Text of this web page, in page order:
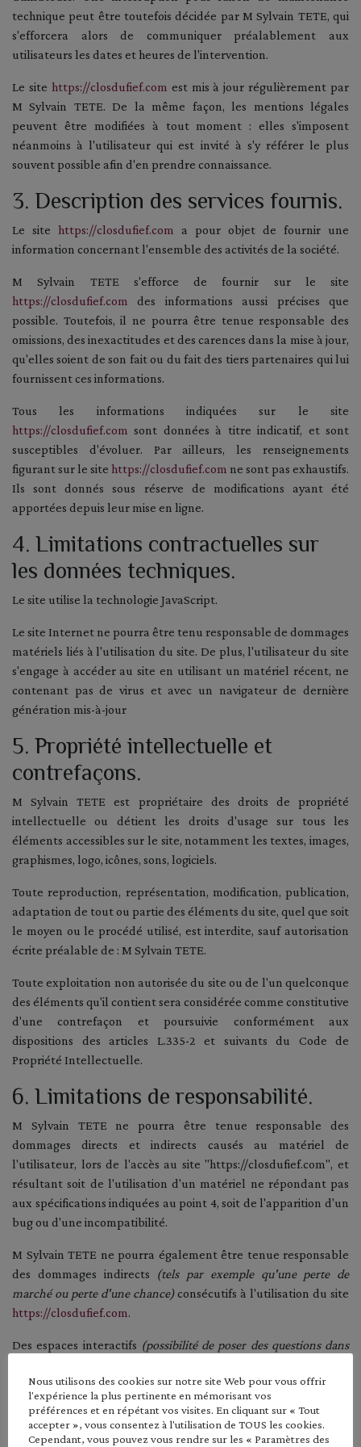
technique peut être toutefois décidée par M Sylvain TETE, qui
s'efforcera alors de communiquer préalablement aux
utilisateurs les dates et heures de l'intervention.
Le site https://closdufief.com est mis à jour régulièrement par
M Sylvain TETE. De la même façon, les mentions légales
peuvent être modifiées à tout moment : elles s'imposent
néanmoins à l'utilisateur qui est invité à s'y référer le plus
souvent possible afin d'en prendre connaissance.
3. Description des services fournis.
Le site https://closdufief.com
a pour objet de fournir une
information concernant l'ensemble des activités de la société.
M Sylvain TETE s'efforce de fournir sur le site
https://closdufief.com
des informations aussi précises que
possible. Toutefois, il ne pourra être tenue responsable des
omissions, des inexactitudes et des carences dans la mise à jour,
qu'elles soient de son fait ou du fait des tiers partenaires qui lui
fournissent ces informations.
Tous les informations indiquées sur le site
https://closdufief.com sont données à titre indicatif, et sont
susceptibles d'évoluer. Par ailleurs, les renseignements
figurant sur le site https://closdufief.com ne sont pas exhaustifs.
Ils sont donnés sous réserve de modifications ayant été
apportées depuis leur mise en ligne.
4. Limitations contractuelles sur
les données techniques.
Le site utilise la technologie JavaScript.
Le site Internet ne pourra être tenu responsable de dommages
matériels liés à l'utilisation du site. De plus, l'utilisateur du site
s'engage à accéder au site en utilisant un matériel récent, ne
contenant pas de virus et avec un navigateur de dernière
génération mis-à-jour
5. Propriété intellectuelle et
contrefaçons.
M Sylvain TETE est propriétaire des droits de propriété
intellectuelle ou détient les droits d'usage sur tous les
éléments accessibles sur le site, notamment les textes, images,
graphismes, logo, icônes, sons, logiciels.
Toute reproduction, représentation, modification, publication,
adaptation de tout ou partie des éléments du site, quel que soit
le moyen ou le procédé utilisé, est interdite, sauf autorisation
écrite préalable de : M Sylvain TETE.
Toute exploitation non autorisée du site ou de l'un quelconque
des éléments qu'il contient sera considérée comme constitutive
d'une contrefaçon et poursuivie conformément aux
dispositions des articles L.335-2 et suivants du Code de
Propriété Intellectuelle.
6. Limitations de responsabilité.
M Sylvain TETE ne pourra être tenue responsable des
dommages directs et indirects causés au matériel de
l'utilisateur, lors de l'accès au site "https://closdufief.com", et
résultant soit de l'utilisation d'un matériel ne répondant pas
aux spécifications indiquées au point 4, soit de l'apparition d'un
bug ou d'une incompatibilité.
M Sylvain TETE ne pourra également être tenue responsable
des dommages indirects
(tels par exemple qu'une perte de
marché ou perte d'une chance)consécutifs à l'utilisation du site
https://closdufief.com.
Des espaces interactifs (possibilité de poser des questions dans
TETE se réserve le droit de supprimer, sans mise en demeure
préalable, tout contenu déposé dans cet espace qui
contreviendrait à la législation applicable en France, en
particulier aux dispositions relatives à la protection des
Nous utilisons des cookies sur notre site Web pour vous offrir
l'expérience la plus pertinente en mémorisant vos
préférences et en répétant vos visites. En cliquant sur « Tout
accepter », vous consentez à l'utilisation de TOUS les cookies.
Cependant, vous pouvez vous rendre sur les « Paramètres des